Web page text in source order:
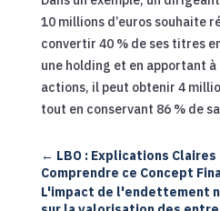
10 millions d’euros souhaite
convertir 40 % de ses titres
une holding et en apportant
actions, il peut obtenir 4
tout en conservant 86 % de
← LBO : Explications
Comprendre ce Concept
L'impact de l'endettement